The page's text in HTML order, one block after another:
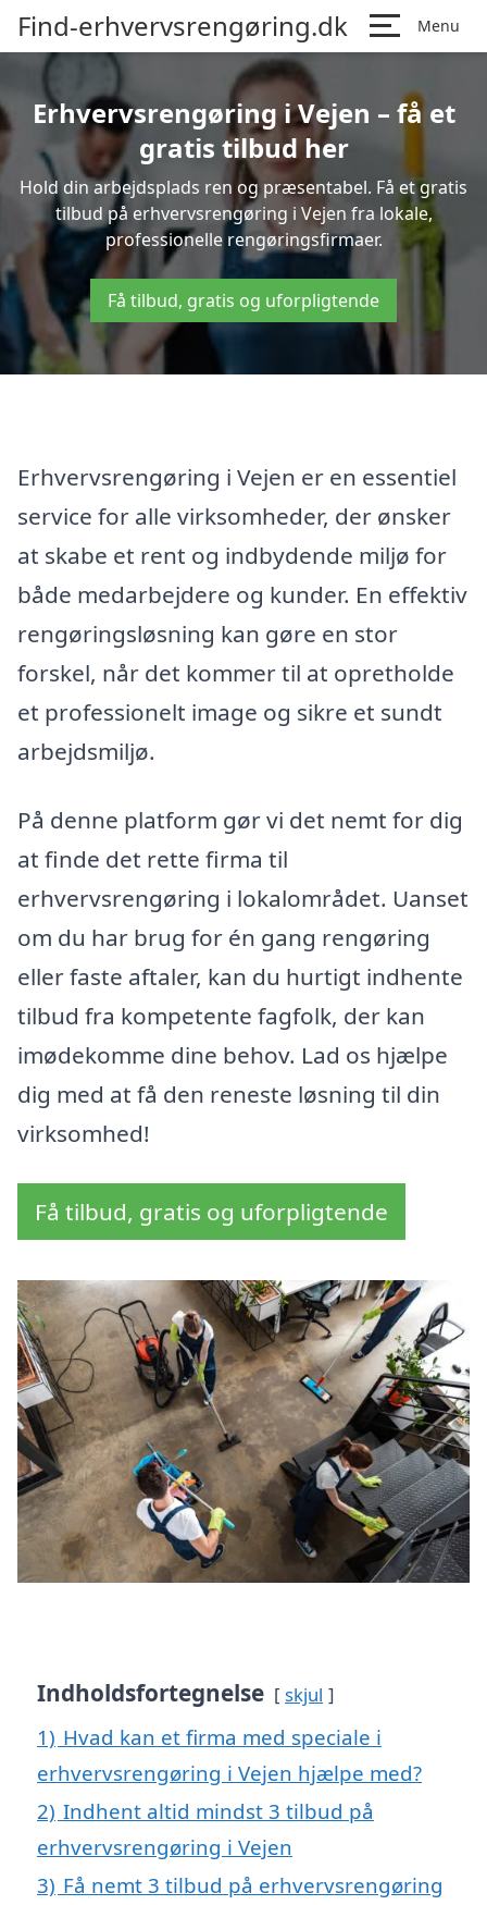
Find-erhvervsrengøring.dk Menu
Erhvervsrengøring i Vejen – få et
gratis tilbud her
Hold din arbejdsplads ren og præsentabel. Få et gratis
tilbud på erhvervsrengøring i Vejen fra lokale,
professionelle rengøringsfirmaer.
Få tilbud, gratis og uforpligtende
Erhvervsrengøring i Vejen er en essentiel
service for alle virksomheder, der ønsker
at skabe et rent og indbydende miljø for
både medarbejdere og kunder. En effektiv
rengøringsløsning kan gøre en stor
forskel, når det kommer til at opretholde
et professionelt image og sikre et sundt
arbejdsmiljø.
På denne platform gør vi det nemt for dig
at finde det rette firma til
erhvervsrengøring i lokalområdet. Uanset
om du har brug for én gang rengøring
eller faste aftaler, kan du hurtigt indhente
tilbud fra kompetente fagfolk, der kan
imødekomme dine behov. Lad os hjælpe
dig med at få den reneste løsning til din
virksomhed!
Få tilbud, gratis og uforpligtende
Indholdsfortegnelse skjul
1) Hvad kan et firma med speciale i
erhvervsrengøring i Vejen hjælpe med?
2) Indhent altid mindst 3 tilbud på
erhvervsrengøring i Vejen
3) Få nemt 3 tilbud på erhvervsrengøring